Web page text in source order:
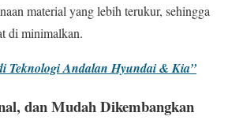
material yang lebih terukur, sehingga
di minimalkan.
Teknologi Andalan Hyundai & Kia”
dan Mudah Dikembangkan